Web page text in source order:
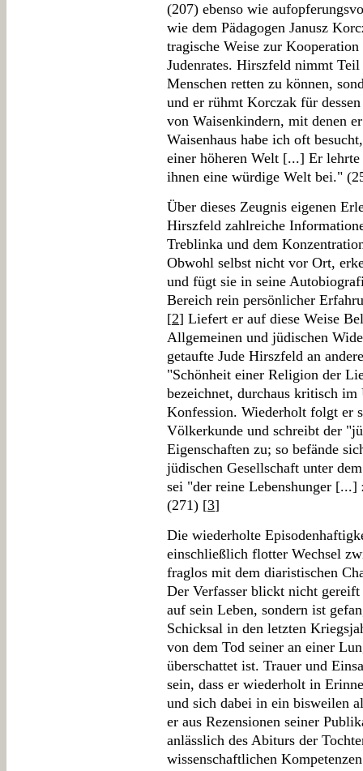
(207) ebenso wie
wie dem Pädagogen Janusz
tragische Weise zur
Judenrates. Hirszfeld nimmt
Menschen retten zu können,
und er rühmt Korczak für
von Waisenkindern, mit denen
Waisenhaus habe ich oft
einer höheren Welt [...] Er
ihnen eine würdige Welt bei."
Über dieses Zeugnis eigenen
Hirszfeld zahlreiche
Treblinka und dem
Obwohl selbst nicht vor Ort,
und fügt sie in seine
Bereich rein persönlicher
[2] Liefert er auf diese Weise
Allgemeinen und jüdischen
getaufte Jude Hirszfeld an
"Schönheit einer Religion der
bezeichnet, durchaus kritisch
Konfession. Wiederholt folgt er
Völkerkunde und schreibt der
Eigenschaften zu; so befände
jüdischen Gesellschaft unter
sei "der reine Lebenshunger
(271) [3]
Die wiederholte
einschließlich flotter Wechsel
fraglos mit dem diaristischen
Der Verfasser blickt nicht
auf sein Leben, sondern ist
Schicksal in den letzten
von dem Tod seiner an einer
überschattet ist. Trauer und
sein, dass er wiederholt in
und sich dabei in ein bisweilen
er aus Rezensionen seiner
anlässlich des Abiturs der
wissenschaftlichen